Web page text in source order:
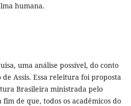
humana.
uma análise possível, do conto
de Assis. Essa releitura foi proposta
Brasileira ministrada pelo
fim de que, todos os acadêmicos do